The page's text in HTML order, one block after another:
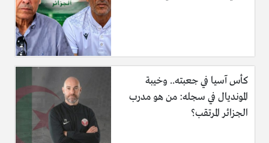
كأس آسيا في جعبته.. وخيبة
المونديال في سجله: من هو مدرب
الجزائر المرتقب؟